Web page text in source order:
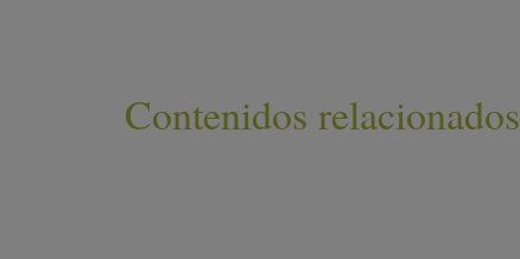
Contenidos relacionados